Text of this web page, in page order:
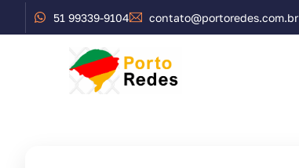
51 99339-9104 contato@portoredes.com.br